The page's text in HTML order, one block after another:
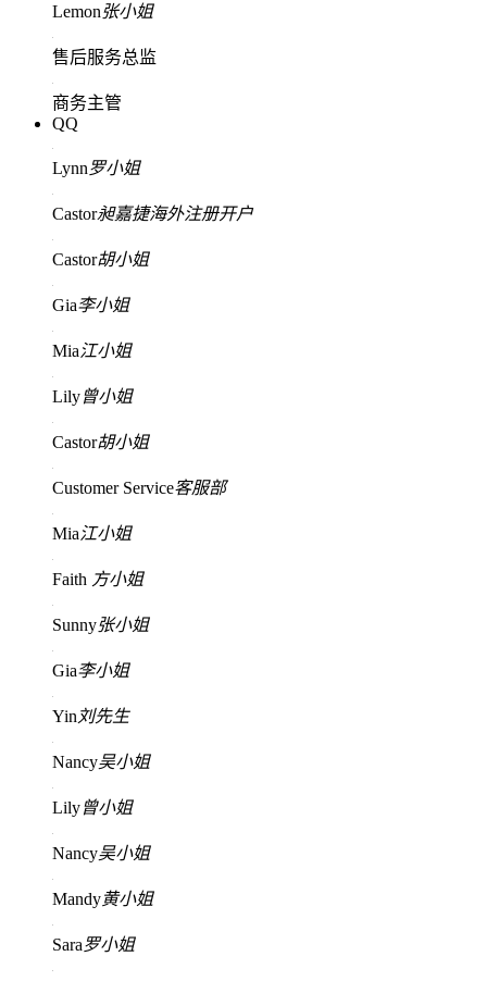
Lemon张小姐
售后服务总监
商务主管
QQ
Lynn罗小姐
Castor昶嘉捷海外注册开户
Castor胡小姐
Gia李小姐
Mia江小姐
Lily曾小姐
Castor胡小姐
Customer Service客服部
Mia江小姐
Faith 方小姐
Sunny张小姐
Gia李小姐
Yin 刘先生
Nancy吴小姐
Lily曾小姐
Nancy吴小姐
Mandy黄小姐
Sara罗小姐